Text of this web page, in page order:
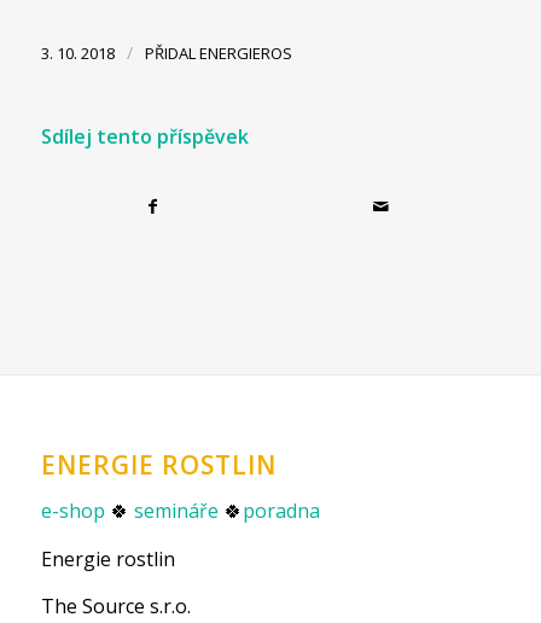
3. 10. 2018 / PŘIDALENERGIEROS
Sdílej tento příspěvek
ENERGIE ROSTLIN
e-shop 🍀 semináře 🍀poradna
Energie rostlin
The Source s.r.o.